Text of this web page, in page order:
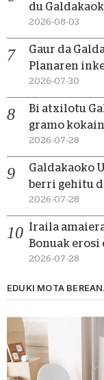
du
2026-08-03
Gaur da
Planaren
2026-07-30
Bi atxilotu
gramo
2026-07-28
Galdakaoko
berri gehitu
2026-07-28
Iraila
Bonuak erosi
2026-07-28
EDUKI MOTA